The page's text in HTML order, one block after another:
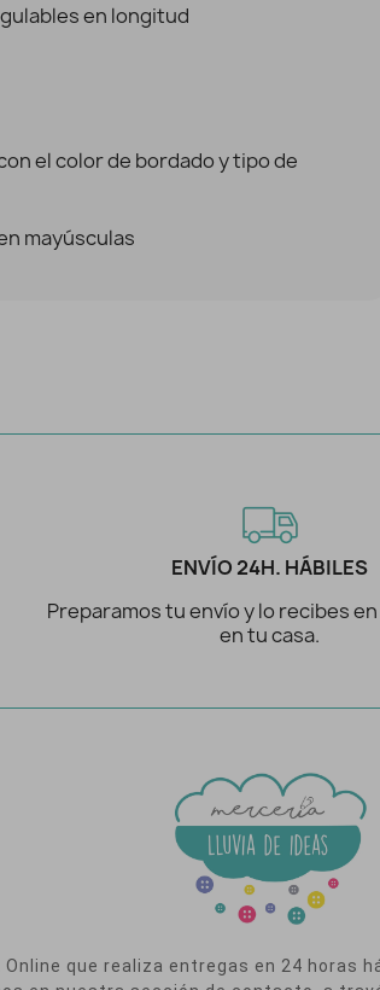
en longitud
el color de bordado y tipo de
mayúsculas
ENVÍO 24H. HÁBILES
Preparamos tu envío y lo recibes
en tu casa.
que realiza entregas en 24